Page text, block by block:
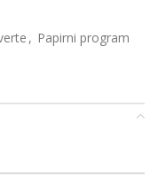
, Papirni program